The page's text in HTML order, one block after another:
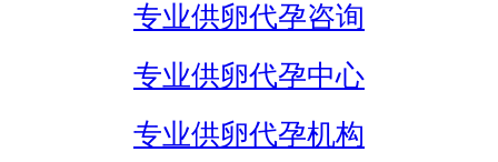
专业供卵代孕咨询
专业供卵代孕中心
专业供卵代孕机构